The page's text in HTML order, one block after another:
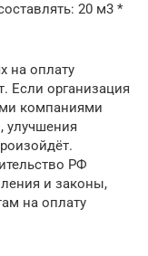
20 м3 *
на оплату
Если организация
компаниями
улучшения
РФ
и законы,
на оплату